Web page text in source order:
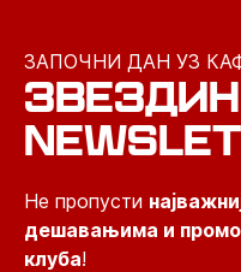
ЗАПОЧНИ ДАН УЗ
ЗВЕЗДИН
Не пропусти
дешавањима и
клуба!